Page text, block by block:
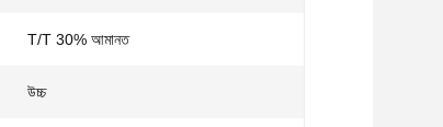
T/T 30% আমানত
উচ্চ